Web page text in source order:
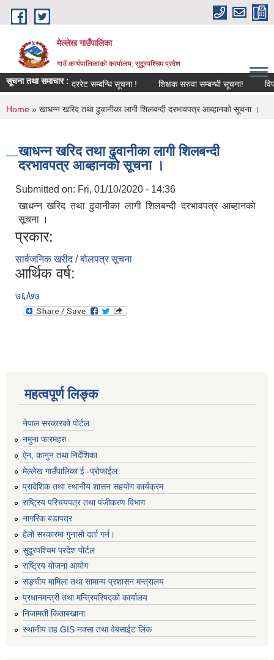
Skip to main content
मेल्लेख गाउँपालिका
गाउँ कार्यपालिकाको कार्यालय, सुदूरपश्चिम प्रदेश
सूचना तथा समाचार :दररेट सम्बन्धि सूचना ! शिक्षक सरुवा सम्बन्धी सूचना! विपद्
You are here
Home » खाधन्न खरिद तथा ढुवानीका लागी शिलबन्दी दरभावपत्र आब्हानको सूचना ।
खाधन्न खरिद तथा ढुवानीका लागी शिलबन्दी
दरभावपत्र आब्हानको सूचना ।
Submitted on: Fri, 01/10/2020 - 14:36
खाधन्न खरिद तथा ढुवानीका लागी शिलबन्दी दरभावपत्र आब्हानको
सूचना ।
प्रकार:
सार्वजनिक खरीद / बोलपत्र सूचना
आर्थिक वर्ष:
७६/७७
महत्वपूर्ण लिङ्क
नेपाल सरकारको पोर्टल
नमुना फारमहरु
ऐन, कानुन तथा निर्देशिका
मेल्लेख गाउँपालिका ई -प्रोफाईल
प्रादेशिक तथा स्थानीय शासन सहयोग कार्यक्रम
राष्ट्रिय परिचयपत्र तथा पंजीकरण विभाग
नागरिक बडापत्र
हेलो सरकारमा गुनासो दर्ता गर्न।
सुदूरपश्चिम प्रदेश पोर्टल
राष्ट्रिय योजना आयोग
सङ्‍घीय मामिला तथा सामान्य प्रशासन मन्त्रालय
प्रधानमन्त्री तथा मन्त्रिपरिषद्को कार्यालय
निजामती किताबखाना
स्थानीय तह GIS नक्सा तथा वेबसाईट लिंक